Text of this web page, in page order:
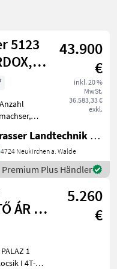
5123
43.900
€
inkl. 20 %
MwSt.
36.583,33 €
exkl.
Strasser Landtechnik GmbH
4724 Neukirchen a. Walde
Premium Plus Händler
ÁR I
I 4T-8
5.260
€
1
I 4T-8T